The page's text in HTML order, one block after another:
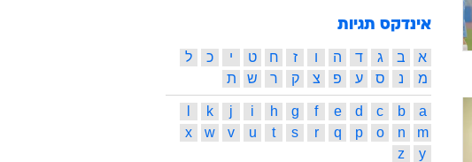
אינדקס תגיות
א ב ג ד ה ו ז ח ט י כ
ל
מ
נ ס ע פ צ ק ר ש ת
a
b
c
d
e
f
g
h
i
j
k
m
n
o
p
q
r
s
t
u
v
w
x
y
z